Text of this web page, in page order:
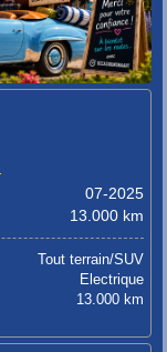
07-2025
13.000 km
Tout terrain/SUV
Electrique
13.000 km